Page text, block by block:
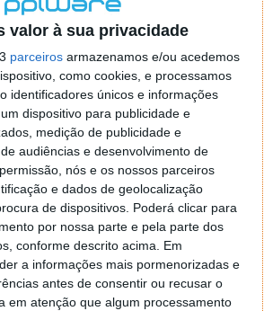
valor à sua privacidade
parceiros armazenamos e/ou acedemos
como cookies, e processamos
identificadores únicos e informações
dispositivo para publicidade e
medição de publicidade e
audiências e desenvolvimento de
nós e os nossos parceiros
e dados de geolocalização
de dispositivos. Poderá clicar para
por nossa parte e pela parte dos
conforme descrito acima. Em
a informações mais pormenorizadas e
antes de consentir ou recusar o
em atenção que algum processamento